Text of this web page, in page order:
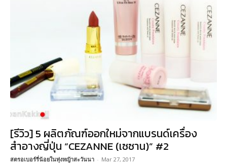
[รีวิว] 5 ผลิตภัณฑ์ออกใหม่จากแบรนด์เครื่อง
สำอางญี่ปุ่น “CEZANNE (เซซาน)” #2
สตรอเบอร์รี่น้อยในทุ่งหญ้าสะวันนา - Mar 27, 2017